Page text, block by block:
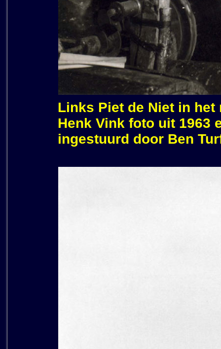
Links Piet de Niet in
Henk Vink foto uit 1963
ingestuurd door Ben